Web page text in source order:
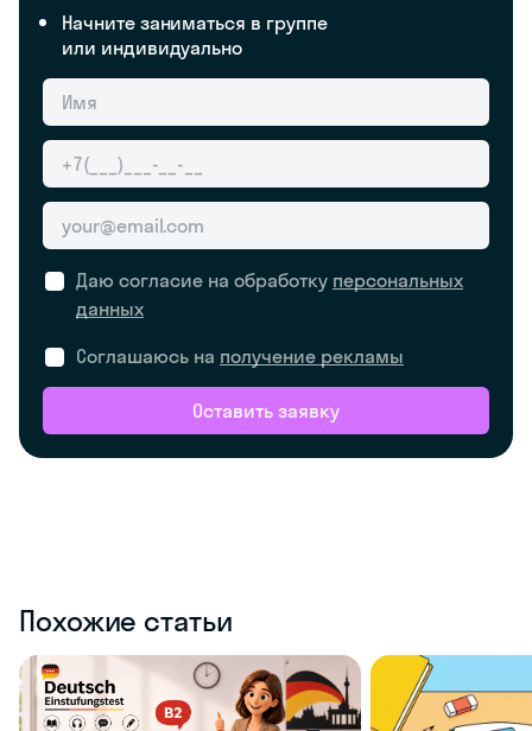
Начните заниматься в группе
или индивидуально
Даю согласие на обработку персональных
данных
Соглашаюсь на получение рекламы
Оставить заявку
Похожие статьи